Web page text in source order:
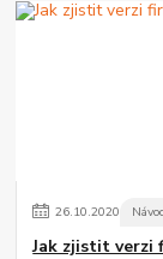
26.10.2020
Jak zjistit verzi